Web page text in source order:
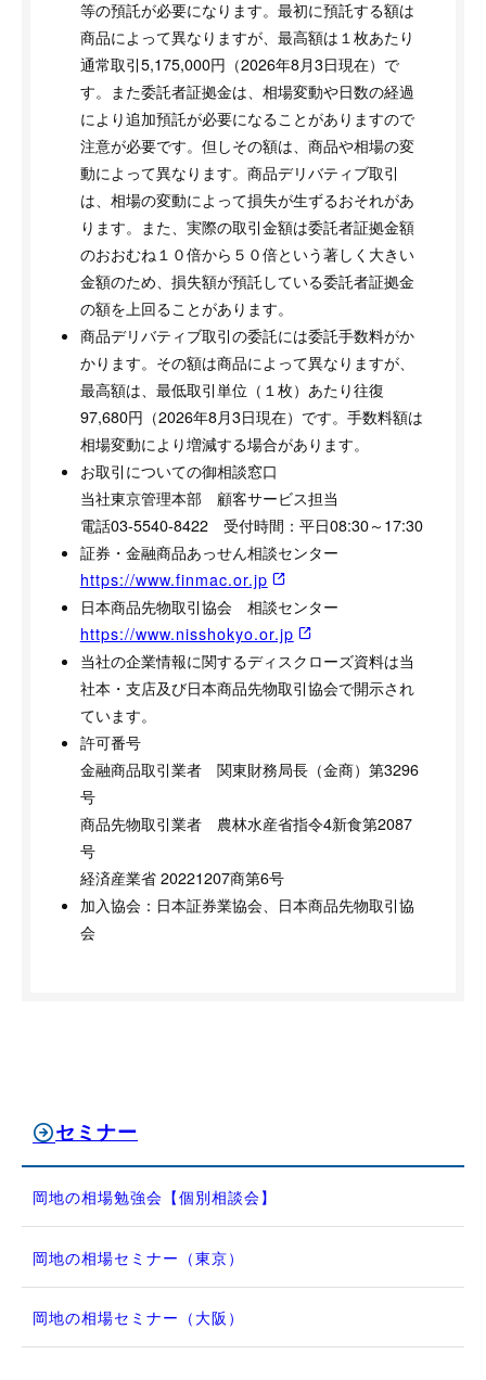
等の預託が必要になります。最初に預託する額は
商品によって異なりますが、最高額は１枚あたり
通常取引5,175,000円（2026年8月3日現在）で
す。また委託者証拠金は、相場変動や日数の経過
により追加預託が必要になることがありますので
注意が必要です。但しその額は、商品や相場の変
動によって異なります。商品デリバティブ取引
は、相場の変動によって損失が生ずるおそれがあ
ります。また、実際の取引金額は委託者証拠金額
のおおむね１０倍から５０倍という著しく大きい
金額のため、損失額が預託している委託者証拠金
の額を上回ることがあります。
商品デリバティブ取引の委託には委託手数料がか
かります。その額は商品によって異なりますが、
最高額は、最低取引単位（１枚）あたり往復
97,680円（2026年8月3日現在）です。手数料額は
相場変動により増減する場合があります。
お取引についての御相談窓口
当社東京管理本部 顧客サービス担当
電話03-5540-8422 受付時間：平日08:30～17:30
証券・金融商品あっせん相談センター
https://www.finmac.or.jp
日本商品先物取引協会 相談センター
https://www.nisshokyo.or.jp
当社の企業情報に関するディスクローズ資料は当
社本・支店及び日本商品先物取引協会で開示され
ています。
許可番号
金融商品取引業者 関東財務局長（金商）第3296
号
商品先物取引業者 農林水産省指令4新食第2087
号
経済産業省 20221207商第6号
加入協会：日本証券業協会、日本商品先物取引協
会
セミナー
岡地の相場勉強会【個別相談会】
岡地の相場セミナー（東京）
岡地の相場セミナー（大阪）